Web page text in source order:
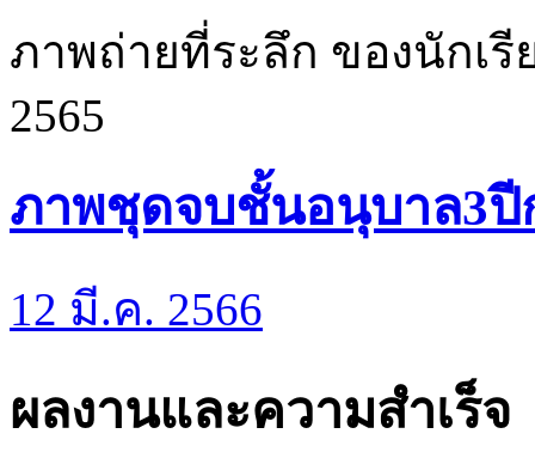
ภาพถ่ายที่ระลึก ของนักเ
2565
ภาพชุดจบชั้นอนุบาล3ปี
12 มี.ค. 2566
ผลงานและความสำเร็จ